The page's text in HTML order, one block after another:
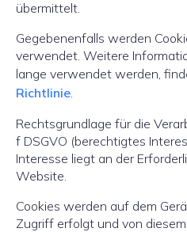
übermittelt.
Gegebenenfalls werden
verwendet. Weitere
lange verwendet werden,
Richtlinie.
Rechtsgrundlage für die
f DSGVO (berechtigtes
Interesse liegt an der
Website.
Cookies werden auf dem
Zugriff erfolgt und von